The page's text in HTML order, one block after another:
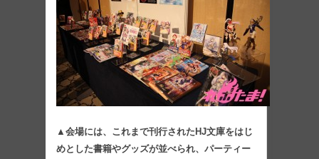
▲会場には、これまで刊行されたHJ文庫をはじ
めとした書籍やグッズが並べられ、パーティー